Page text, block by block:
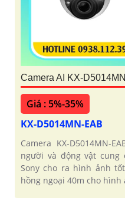
Camera AI KX-
Giá : 5%-35%
KX-D5014MN-EAB
Camera KX-D5014MN-
người và động vật
Sony cho ra hình ảnh
hồng ngoại 40m cho